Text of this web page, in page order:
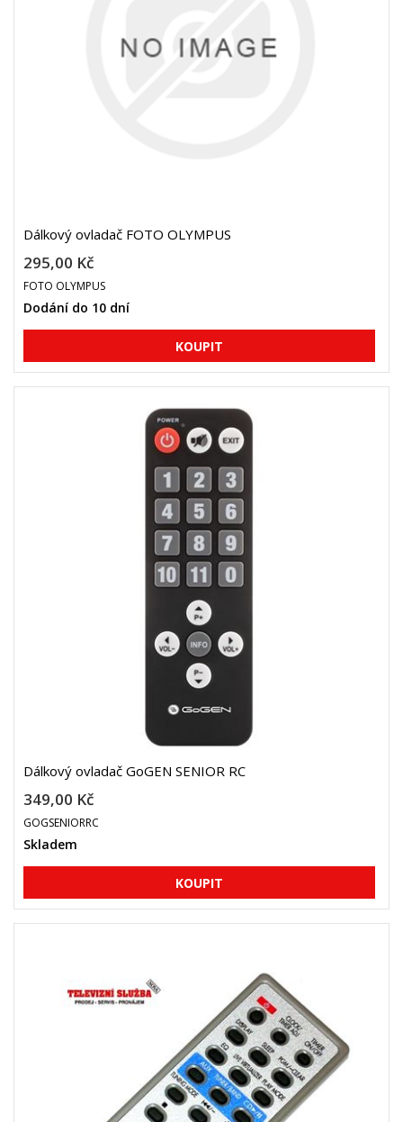
Dálkový ovladač FOTO OLYMPUS
295,00 Kč
FOTO OLYMPUS
Dodání do 10 dní
Dálkový ovladač GoGEN SENIOR RC
349,00 Kč
GOGSENIORRC
Skladem